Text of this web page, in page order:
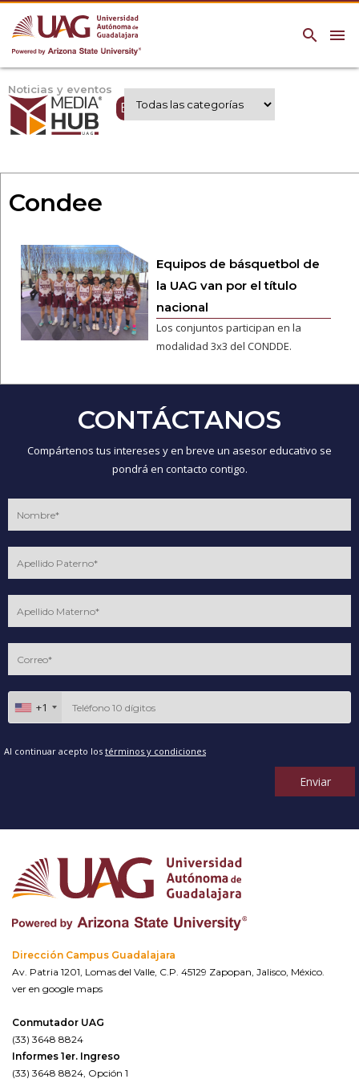
menu
search
Noticias y eventos
Expertos UAG
Condee
Equipos de básquetbol de
la UAG van por el título
nacional
Los conjuntos participan en la
modalidad 3x3 del CONDDE.
CONTÁCTANOS
Compártenos tus intereses y en breve un asesor educativo se
pondrá en contacto contigo.
+1
Al continuar acepto los términos y condiciones
Enviar
Dirección Campus Guadalajara
Av. Patria 1201, Lomas del Valle, C.P. 45129 Zapopan, Jalisco, México.
ver en google maps
Conmutador UAG
(33) 3648 8824
Informes 1er. Ingreso
(33) 3648 8824, Opción 1